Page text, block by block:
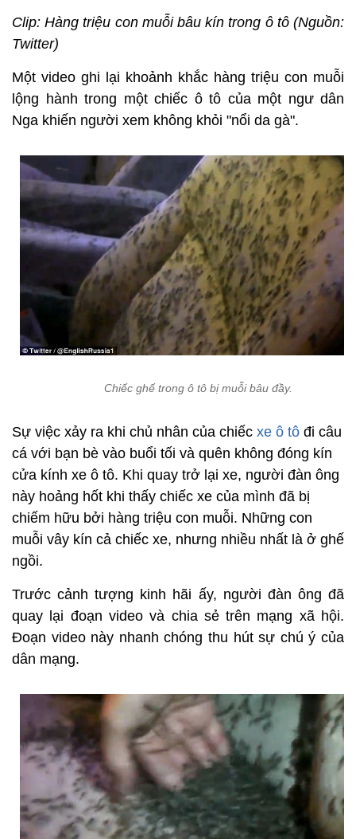
Clip: Hàng triệu con muỗi bâu kín trong ô tô (Nguồn:
Twitter)
Một video ghi lại khoảnh khắc hàng triệu con muỗi
lộng hành trong một chiếc ô tô của một ngư dân
Nga khiến người xem không khỏi "nổi da gà".
Chiếc ghế trong ô tô bị muỗi bâu đầy.
Sự việc xảy ra khi chủ nhân của chiếc xe ô tô đi câu
cá với bạn bè vào buổi tối và quên không đóng kín
cửa kính xe ô tô. Khi quay trở lại xe, người đàn ông
này hoảng hốt khi thấy chiếc xe của mình đã bị
chiếm hữu bởi hàng triệu con muỗi. Những con
muỗi vây kín cả chiếc xe, nhưng nhiều nhất là ở ghế
ngồi.
Trước cảnh tượng kinh hãi ấy, người đàn ông đã
quay lại đoạn video và chia sẻ trên mạng xã hội.
Đoạn video này nhanh chóng thu hút sự chú ý của
dân mạng.